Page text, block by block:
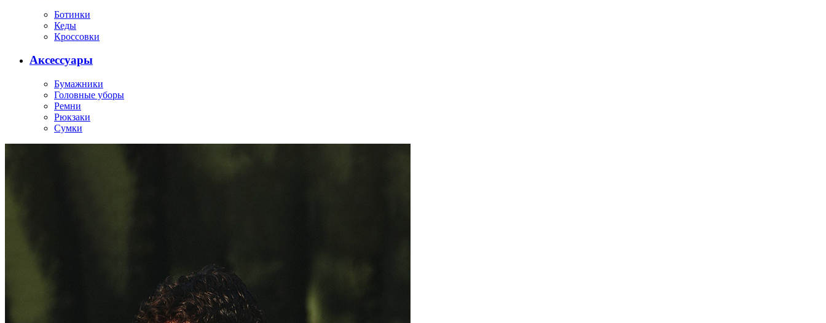
Ботинки
Кеды
Кроссовки
Аксессуары
Бумажники
Головные уборы
Ремни
Рюкзаки
Сумки